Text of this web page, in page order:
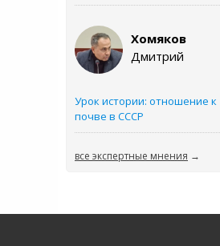
Хомяков
Дмитрий
Урок истории: отношение к
почве в СССР
все экспертные мнения →